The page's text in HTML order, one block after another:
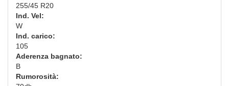
255/45 R20
Ind. Vel:
W
Ind. carico:
105
Aderenza bagnato:
B
Rumorosità: